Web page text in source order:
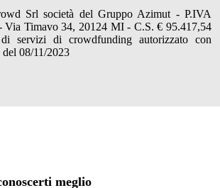
Srl società del Gruppo Azimut - P.IVA
Via Timavo 34, 20124 MI - C.S. € 95.417,54
servizi di crowdfunding autorizzato con
08/11/2023
meglio